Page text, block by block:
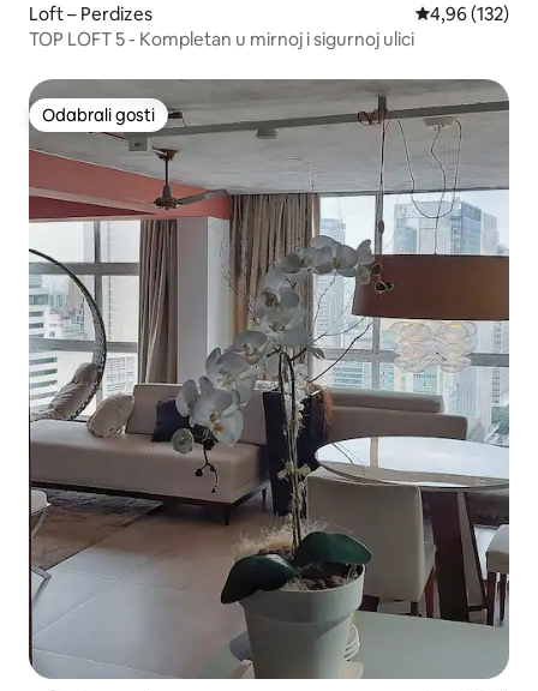
Loft – Perdizes Prosječna
4,96 (132)
TOP LOFT 5 - Kompletan u mirnoj i sigurnoj ulici
Odabrali gosti
Odabrali gosti